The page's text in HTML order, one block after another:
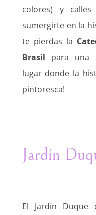
colores) y
sumergirte en la
te pierdas la
Brasil para una
lugar donde la
pintoresca!
Jardín
El Jardín Duque